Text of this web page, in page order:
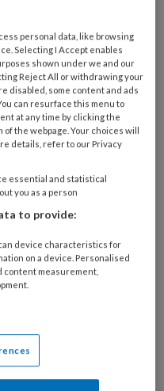
in katholieke
personal data, like browsing
Selecting I Accept enables
shown under we and our
Reject All or withdrawing your
disabled, some content and ads
can resurface this menu to
at any time by clicking the
the webpage. Your choices will
details, refer to our Privacy
essential and statistical
you as a person
to provide:
device characteristics for
on a device. Personalised
measurement,